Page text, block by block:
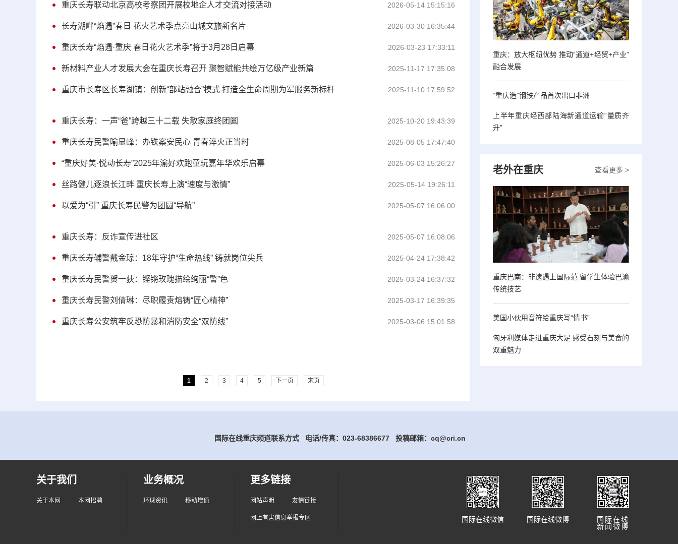
重庆长寿联动北京高校考察团开展校地企人才交流对接活动 2026-05-14 15:15:16
长寿湖畔“焰遇”春日 花火艺术季点亮山城文旅新名片 2026-03-30 16:35:44
重庆长寿“焰遇·重庆 春日花火艺术季”将于3月28日启幕 2026-03-23 17:33:11
新材料产业人才发展大会在重庆长寿召开 聚智赋能共绘万亿级产业新篇 2025-11-17 17:35:08
重庆市长寿区长寿湖镇：创新“部站融合”模式 打造全生命周期为军服务新标杆 2025-11-10 17:59:52
重庆长寿：一声“爸”跨越三十二载 失散家庭终团圆 2025-10-20 19:43:39
重庆长寿民警喻显峰：办铁案安民心 青春淬火正当时 2025-08-05 17:47:40
“重庆好美·悦动长寿”2025年渝好欢跑童玩嘉年华欢乐启幕 2025-06-03 15:26:27
丝路健儿逐浪长江畔 重庆长寿上演“速度与激情” 2025-05-14 19:26:11
以爱为“引” 重庆长寿民警为团圆“导航” 2025-05-07 16:06:00
重庆长寿：反诈宣传进社区 2025-05-07 16:08:06
重庆长寿辅警戴金琼：18年守护“生命热线” 铸就岗位尖兵 2025-04-24 17:38:42
重庆长寿民警贺一荻：铿锵玫瑰描绘绚丽“警”色 2025-03-24 16:37:32
重庆长寿民警刘倩琳：尽职履责熔铸“匠心精神” 2025-03-17 16:39:35
重庆长寿公安筑牢反恐防暴和消防安全“双防线” 2025-03-06 15:01:58
1 2 3 4 5 下一页 末页
重庆：放大枢纽优势 推动“通道+经贸+产业”
融合发展
“重庆造”钢铁产品首次出口非洲
上半年重庆经西部陆海新通道运输“量质齐
升”
查看更多 >
老外在重庆
重庆巴南：非遗遇上国际范 留学生体验巴渝
传统技艺
美国小伙用音符给重庆写“情书”
匈牙利媒体走进重庆大足 感受石刻与美食的
双重魅力
国际在线重庆频道联系方式 电话/传真：023-68386677 投稿邮箱：cq@cri.cn
关于我们
关于本网 本网招聘
业务概况
环球资讯 移动增值
更多链接
网站声明 友情链接
网上有害信息举报专区
国际在线
新闻微博
国际在线微博
国际在线微信